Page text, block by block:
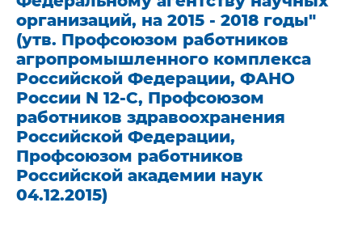
организаций, на 2015 - 2018 годы"
(утв. Профсоюзом работников
агропромышленного комплекса
Российской Федерации, ФАНО
России N 12-С, Профсоюзом
работников здравоохранения
Российской Федерации,
Профсоюзом работников
Российской академии наук
04.12.2015)